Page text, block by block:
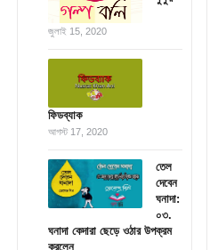
জুলাই 15, 2020
ফিডব্যাক
আগস্ট 17, 2020
তেল
দেবেন
ঘনাদা:
০৩.
ঘনাদা কেদারা ছেড়ে ওঠার উপক্রম
করলেন